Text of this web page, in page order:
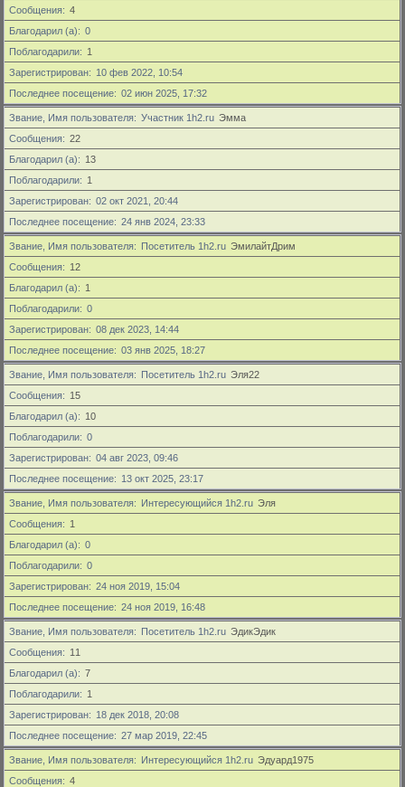
Сообщения
4
Благодарил (а)
0
Поблагодарили
1
Зарегистрирован
10 фев 2022, 10:54
Последнее посещение
02 июн 2025, 17:32
Звание, Имя пользователя Участник 1h2.ru Эмма
Сообщения
22
Благодарил (а)
13
Поблагодарили
1
Зарегистрирован
02 окт 2021, 20:44
Последнее посещение
24 янв 2024, 23:33
Звание, Имя пользователя Посетитель 1h2.ru ЭмилайтДрим
Сообщения
12
Благодарил (а)
1
Поблагодарили
0
Зарегистрирован
08 дек 2023, 14:44
Последнее посещение
03 янв 2025, 18:27
Звание, Имя пользователя Посетитель 1h2.ru Эля22
Сообщения
15
Благодарил (а)
10
Поблагодарили
0
Зарегистрирован
04 авг 2023, 09:46
Последнее посещение
13 окт 2025, 23:17
Звание, Имя пользователя Интересующийся 1h2.ru Эля
Сообщения
1
Благодарил (а)
0
Поблагодарили
0
Зарегистрирован
24 ноя 2019, 15:04
Последнее посещение
24 ноя 2019, 16:48
Звание, Имя пользователя Посетитель 1h2.ru ЭдикЭдик
Сообщения
11
Благодарил (а)
7
Поблагодарили
1
Зарегистрирован
18 дек 2018, 20:08
Последнее посещение
27 мар 2019, 22:45
Звание, Имя пользователя Интересующийся 1h2.ru Эдуард1975
Сообщения
4